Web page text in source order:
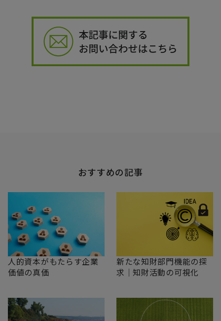
おすすめの記事
人的資本がもたらす企業
価値の真価
新たな知財部門機能の探
求｜知財活動の可視化